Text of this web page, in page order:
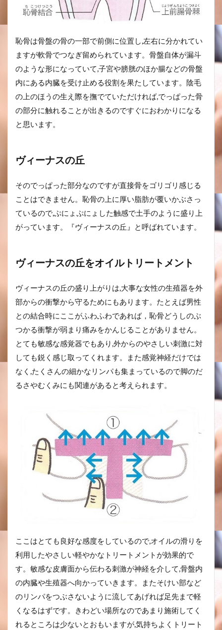
恥骨は骨盤の骨の一部で前側に位置し,左右に分かれてい
ますが軟骨でつなぎ留められています。骨盤自体が漏斗
のような形になっていて,子宮や膀胱のほか腸などの骨盤
内にある内臓を受け止める役割を果たしています。陰毛
の上のほうの生え際を撫でていただければ,でっぱった骨
の部分に触れることが出きるのですぐにおわかりになる
と思います。
ヴィーナスの丘
そのでっぱった部分なのですが直接骨をゴリゴリ感じる
ことはできません。恥骨の上に厚い脂肪が覆いかぶさっ
ているので,ぷにょぷにょした触感で土手のように盛り上
がっています。『ヴィーナスの丘』と呼ばれています。
ヴィーナスの丘をオイルトリートメント
ヴィーナスの丘の盛り上がりは,大事な女性の生殖器を外
部からの衝撃から守るためにもあります。たとえば男性
との結合時にここがふわふわであれば，恥骨どうしのぶ
つかる衝撃が弱まり痛みをかんじることがありません。
とても敏感な感覚器でもあり,外からのやさしい刺激に対
しても鋭く感じ取ってくれます。また感覚神経だけでは
なく,たくさんの細かなリンパも集まっているので脚のだ
るさやむくみにも関連があると考えられます。
ここはとても良好な感度をしているので,オイルの滑りを
利用したやさしい軽やかなトリートメントが効果的で
す。敏感な皮膚面から伝わる刺激が神経を介して,骨盤内
の内臓や生殖器へ向かっていきます。またそけい部など
のリンパをつぶさないように流してあげれば足先まで軽
くなるはずです。きわどい場所なのであまり施術してく
れるところは少ないとおもいますが,気持ちよくトリート